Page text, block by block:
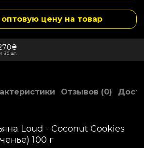
Средний
Высокая
Пачка
1
оптовую цену на товар
30 шт.
Отзывов (0)
Loud - Coconut Cookies
100 г